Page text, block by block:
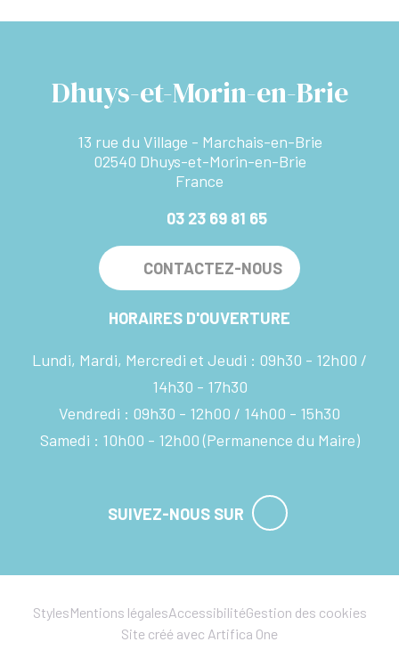
Dhuys-et-Morin-en-Brie
13 rue du Village - Marchais-en-Brie
02540 Dhuys-et-Morin-en-Brie
France
03 23 69 81 65
CONTACTEZ-NOUS
HORAIRES D'OUVERTURE
Lundi, Mardi, Mercredi et Jeudi : 09h30 - 12h00
14h30 - 17h30
Vendredi : 09h30 - 12h00
14h00 - 15h30
Samedi : 10h00 - 12h00 (Permanence du Maire)
SUIVEZ-NOUS SUR
StylesMentions légalesAccessibilitéGestion des cookies
Site créé avec Artifica One